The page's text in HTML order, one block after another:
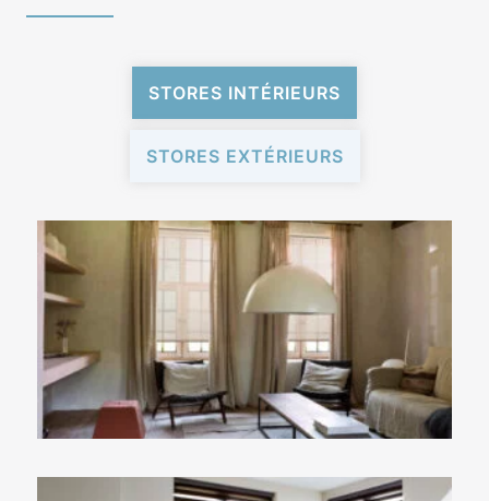
STORES INTÉRIEURS
STORES EXTÉRIEURS